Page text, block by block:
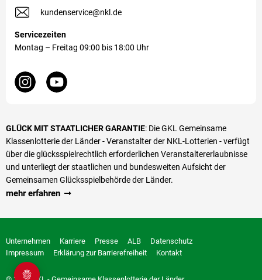
kundenservice@nkl.de
Servicezeiten
Montag – Freitag 09:00 bis 18:00 Uhr
GLÜCK MIT STAATLICHER GARANTIE: Die GKL Gemeinsame
Klassenlotterie der Länder - Veranstalter der NKL-Lotterien - verfügt
über die glücks­spiel­rechtlich erforderlichen Veranstalter­erlaubnisse
und unterliegt der staatlichen und bundesweiten Aufsicht der
Gemeinsamen Glücksspielbehörde der Länder.
mehr erfahren
Unternehmen Karriere Presse ALB
Datenschutz
Impressum
Erklärung zur Barrierefreiheit Kontakt